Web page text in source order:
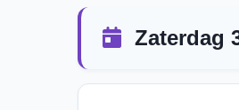
Zaterdag